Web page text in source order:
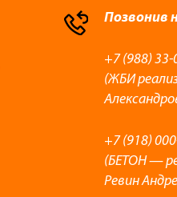
Позвонив
+7 (988) 33-
(ЖБИ
+7 (918)
(БЕТОН —
Ревин